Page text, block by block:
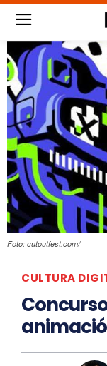
Foto: cutoutfest.com/
CULTURA